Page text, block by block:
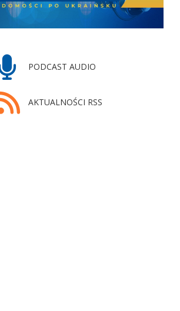
PODCAST AUDIO
AKTUALNOŚCI RSS